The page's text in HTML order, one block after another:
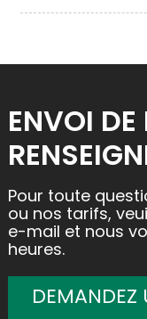
ENVOI
Pour toute
ou nos tarifs,
e-mail et nous
heures.
DEMANDEZ